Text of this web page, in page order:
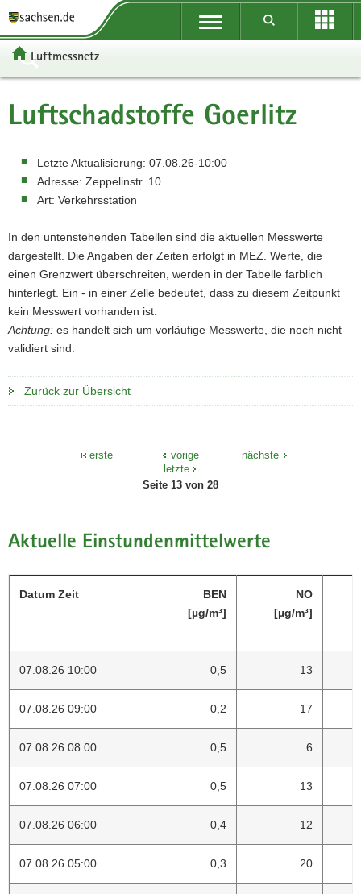
o
r
t
a
ü
e
g
f
e
n
e
a
P
o
r
t
l
a
i
o
n
P
o
r
a
h
e
H
a
p
n
h
W
i
e
e
o
r
m
o
e
Portalübergreifende
Luftmessnetz
Luftschadstoffe Goerlitz
Letzte Aktualisierung: 07.08.26-10:00
Adresse: Zeppelinstr. 10
Art: Verkehrsstation
In den untenstehenden Tabellen sind die aktuellen Messwerte
dargestellt. Die Angaben der Zeiten erfolgt in MEZ. Werte, die
einen Grenzwert überschreiten, werden in der Tabelle farblich
hinterlegt. Ein - in einer Zelle bedeutet, dass zu diesem Zeitpunkt
kein Messwert vorhanden ist.
Achtung: es handelt sich um vorläufige Messwerte, die noch nicht
validiert sind.
Zurück zur Übersicht
erste vorige
Seite 13 von 28
nächste
letzte
Aktuelle Einstundenmittelwerte
Datum Zeit
BEN
[µg/m³]
NO
[µg/m³]
07.08.26 10:00 0,5 13
07.08.26 09:00 0,2 17
07.08.26 08:00 0,5 6
07.08.26 07:00 0,5 13
07.08.26 06:00 0,4 12
07.08.26 05:00 0,3 20